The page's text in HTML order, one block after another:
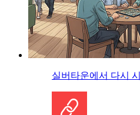
실버타운에서 다시